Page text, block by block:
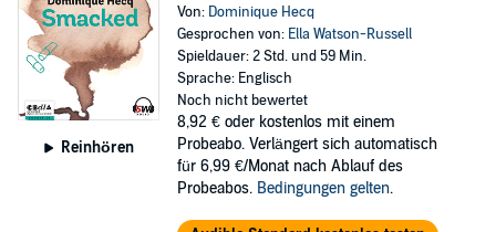
Reinhören
Von: Dominique Hecq
Gesprochen von: Ella Watson-Russell
Spieldauer: 2 Std. und 59 Min.
Sprache: Englisch
Noch nicht bewertet
8,92 € oder kostenlos mit einem
Probeabo. Verlängert sich automatisch
für 6,99 €/Monat nach Ablauf des
Probeabos. Bedingungen gelten.